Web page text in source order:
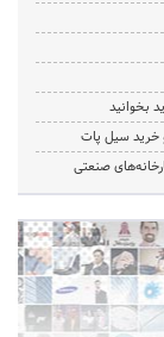
بخوانید
خرید سیل پات
صنعتی